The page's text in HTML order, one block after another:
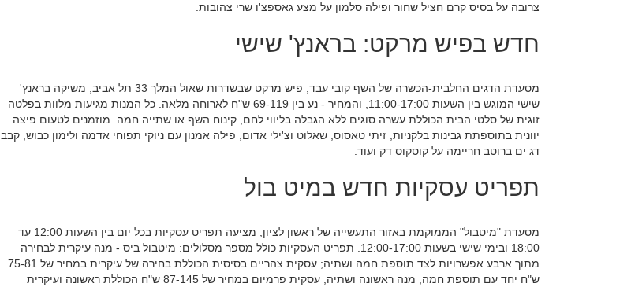
צרובה על בסיס קרם חציל שחור ופילה סלמון על מצע גאספצ'ו שרי צהובות.
חדש בפיש מרקט: בראנץ' שישי
מסעדת הדגים החלבית-הכשרה של השף קובי עבד, פיש מרקט שבשדרות שאול המלך 33 תל אביב, משיקה בראנץ'
שישי המוגש בין השעות 11:00-17:00, והמחיר - נע בין 69-119 ש"ח לארוחה מלאה. כל המנות מגיעות מלוות בפלטה
זוגית של סלטי הבית הכוללת עשרה סוגים ללא הגבלה בליווי לחם, קינוח השף או שתייה חמה. מוזמנים לטעום פיצה
יוונית בתוספתת גבינות בלקניות, זיתי טאסוס, שאלוט וצ'ילי אדום; פילה אמנון עם ניוקי תפוחי אדמה ולימון כבוש; קבב
דג ים ברוטב חריימה על קוסקוס דק ועוד.
תפריט עסקיות חדש במיט בול
מסעדת "מיטבול" הממוקמת באזור התעשייה של ראשון לציון, מציעה תפריט עסקיות בכל יום בין השעות 12:00 עד
18:00 ובימי שישי בשעות 12:00-17:00. תפריט העסקיות כולל מספר מסלולים: מיטבול ביס - מנה עיקרית לבחירה
מתוך ארבע אפשרויות לצד תוספת חמה ושתיה; עסקית צהריים בסיסית הכוללת בחירה של עיקרית במחיר של 75-81
ש"ח יחד עם תוספת חמה, מנה ראשונה ושתיה; עסקית פרמיום במחיר של 87-145 ש"ח הכוללת ראשונה ועיקרית